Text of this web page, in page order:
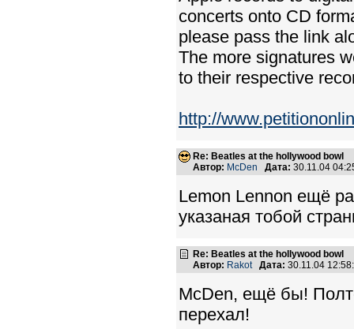
concerts onto CD
please pass the link
The more signatures
to their respective
http://
Re: Beatles at the hollywood bowl
Автор: McDen Дата: 30.11.04
Lemon Lennon ещё
указаная тобой
Re: Beatles at the hollywood bowl
Автор: Rakot Дата: 30.11.04
McDen, ещё бы!
перехал!